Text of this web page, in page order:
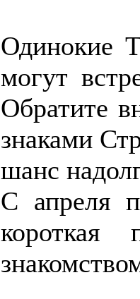
Одинокие
могут
Обратите
знаками
шанс
С апреля
короткая